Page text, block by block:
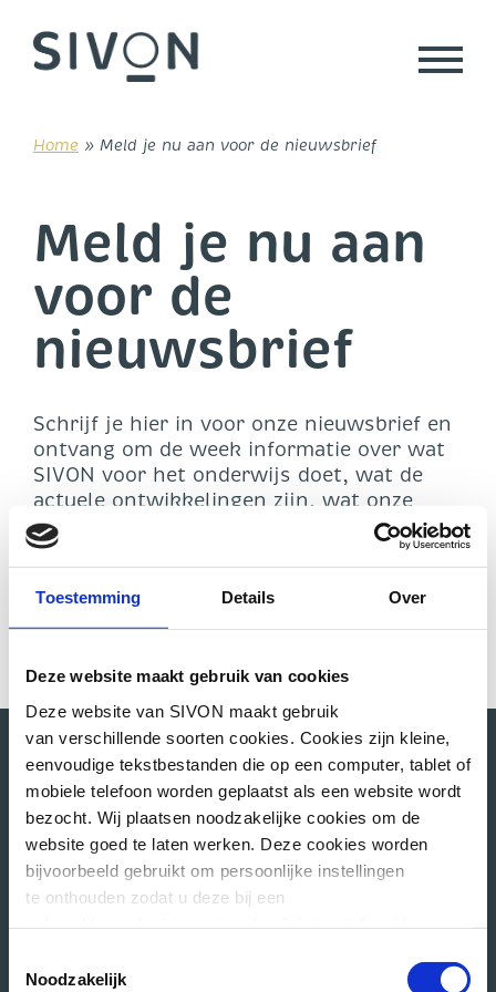
Toestemming Details Over
Deze website maakt gebruik van cookies
Deze website van SIVON maakt gebruik
van verschillende soorten cookies. Cookies zijn kleine,
eenvoudige tekstbestanden die op een computer, tablet of
mobiele telefoon worden geplaatst als een website wordt
bezocht. Wij plaatsen noodzakelijke cookies om de
website goed te laten werken. Deze cookies worden
bijvoorbeeld gebruikt om persoonlijke instellingen
te onthouden zodat u deze bij een
Noodzakelijk
content
Home » Meld je nu aan voor de nieuwsbrief
Meld je nu aan
voor de
nieuwsbrief
Schrijf je hier in voor onze nieuwsbrief en
ontvang om de week informatie over wat
SIVON voor het onderwijs doet, wat de
actuele ontwikkelingen zijn, wat onze
diensten voor jou kunnen betekenen en
welke interessante bijeenkomsten er
Direct naar
Uitgevoerde DPIA’s
Toetsen verwerkersovereenkomsten
Leermiddelen aanbesteding vo
Onze rol in de leermiddelenmarkt